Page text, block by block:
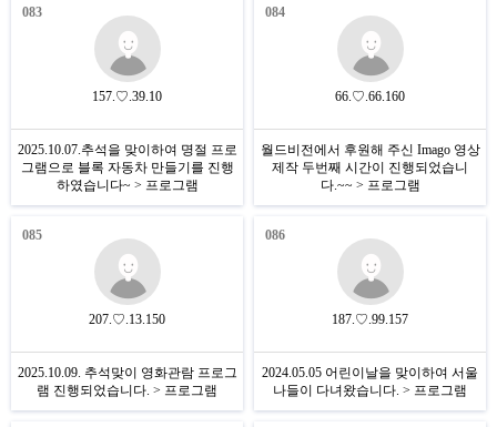
083
157.♡.39.10
2025.10.07.추석을 맞이하여 명절 프로
그램으로 블록 자동차 만들기를 진행
하였습니다~ > 프로그램
084
66.♡.66.160
월드비전에서 후원해 주신 Imago 영상
제작 두번째 시간이 진행되었습니
다.~~ > 프로그램
085
207.♡.13.150
2025.10.09. 추석맞이 영화관람 프로그
램 진행되었습니다. > 프로그램
086
187.♡.99.157
2024.05.05 어린이날을 맞이하여 서울
나들이 다녀왔습니다. > 프로그램